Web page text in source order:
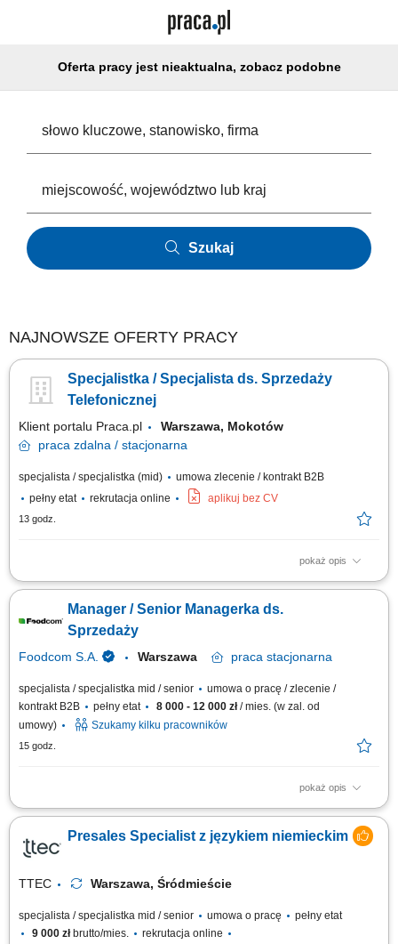
Oferta pracy jest nieaktualna, zobacz podobne
Szukaj
NAJNOWSZE OFERTY PRACY
Specjalistka / Specjalista ds. Sprzedaży
Telefonicznej
Klient portalu Praca.pl
Warszawa, Mokotów
praca zdalna / stacjonarna
specjalista / specjalistka (mid)
umowa zlecenie / kontrakt B2B
pełny etat
rekrutacja online aplikuj bez CV
13 godz.
pokaż opis
Telefoniczny kontakt z klientami i aktywna sprzedaż biletów na
i lokalizacjach; Doradztwo w wyborze wydarzeń oraz obsługa pytań i
obiekcji klientów; Prowadzenie rozmów sprzedażowych oraz realizacja
Manager / Senior Managerka ds.
Sprzedaży
Foodcom S.A. Warszawa praca stacjonarna
specjalista / specjalistka mid / senior
umowa o pracę / zlecenie /
kontrakt B2B
pełny etat 8 000 - 12 000 zł/ mies. (w zal. od
umowy)
Szukamy kilku pracowników
15 godz.
pokaż opis
Zadania: Pozyskiwanie nowych partnerów biznesowych w branżach
prowadzenie negocjacji i monitorowanie całego procesu sprzedaży.
Aktywne poszukiwanie nowych rynków zbytu oraz analiza ich potencjału.
Presales Specialist z językiem niemieckim
TTEC Warszawa, Śródmieście
specjalista / specjalistka mid / senior umowa o pracę
pełny etat
9 000 złbrutto/mies.
rekrutacja online